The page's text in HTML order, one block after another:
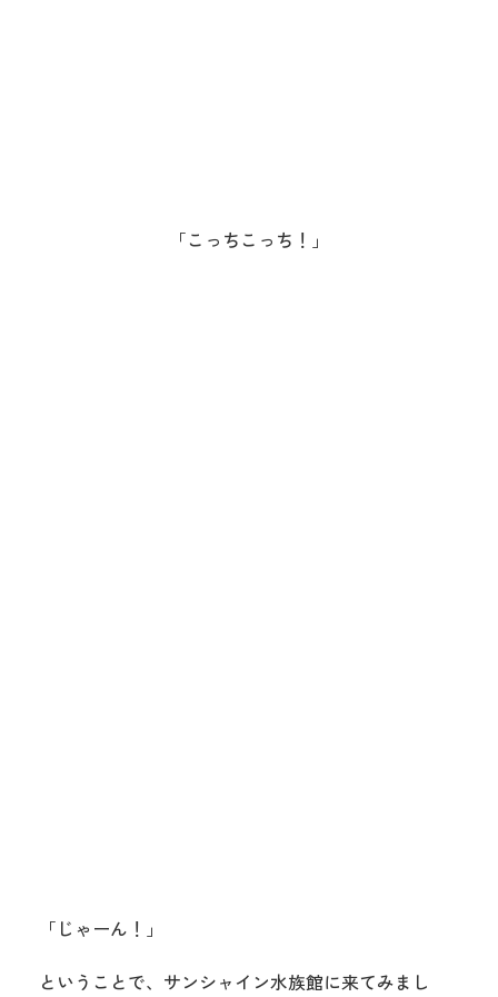
「こっちこっち！」
「じゃーん！」
ということで、サンシャイン水族館に来てみまし